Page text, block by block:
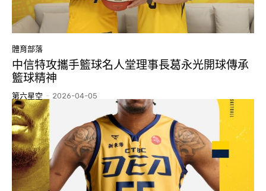
體育部落
中信特攻攜手籃球名人堂理事長葛永光開球傳承
籃球精神
第六星空 - 2026-04-05